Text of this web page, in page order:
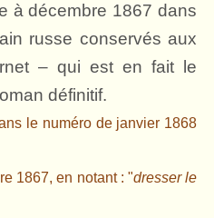
à décembre 1867 dans
russe conservés aux
– qui est en fait le
définitif.
le numéro de janvier 1868
1867, en notant : "dresser le